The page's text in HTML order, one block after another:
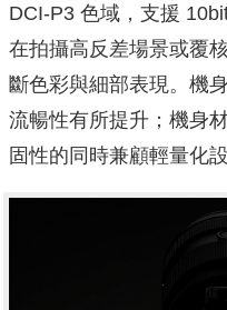
DCI-P3 色域，支援
在拍攝高反差場景或覆
斷色彩與細部表現。機
流暢性有所提升；機身
固性的同時兼顧輕量化設